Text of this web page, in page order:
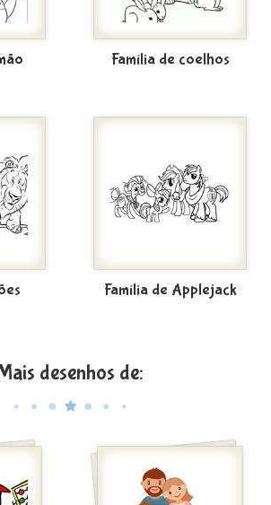
Família de coelhos
Família de Applejack
desenhos de: